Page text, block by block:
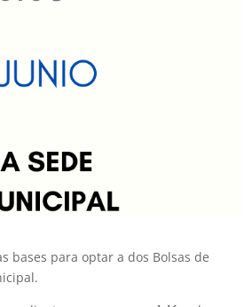
bases para optar a dos Bolsas de